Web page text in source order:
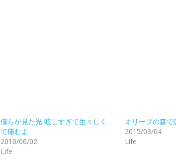
僕らが見た光 眩しすぎて生々しく
て痛むよ
2010/06/02
Life
オリーブの森で
2015/03/04
Life